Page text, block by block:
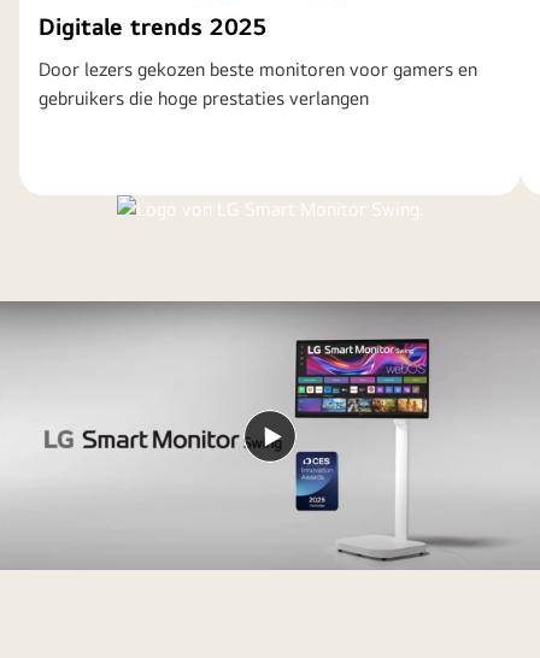
Digitale trends 2025
Door lezers gekozen beste monitoren voor gamers en
gebruikers die hoge prestaties verlangen
Video
afspelen